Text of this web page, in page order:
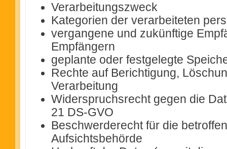
Verarbeitungszweck
Kategorien der verarbeiteten
vergangene und zukünftige
Empfängern
geplante oder festgelegte
Rechte auf Berichtigung,
Verarbeitung
Widerspruchsrecht gegen die
21 DS-GVO
Beschwerderecht für die
Aufsichtsbehörde